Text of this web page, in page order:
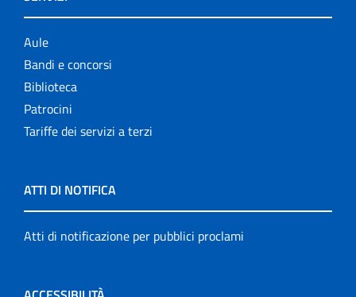
Aule
Bandi e concorsi
Biblioteca
Patrocini
Tariffe dei servizi a terzi
ATTI DI NOTIFICA
Atti di notificazione per pubblici proclami